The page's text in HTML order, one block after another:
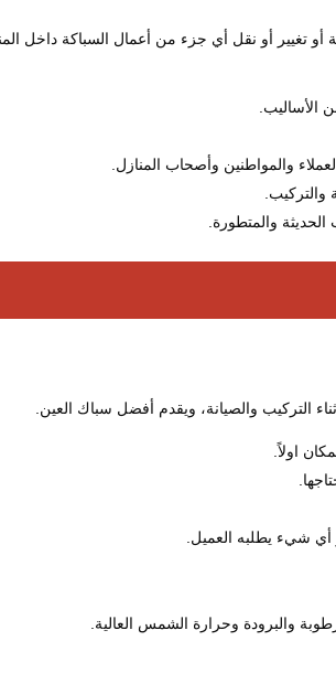
أو تغيير أو نقل أي جزء من أعمال السباكة داخل
الأساليب.
والمواطنين وأصحاب المنازل.
والتركيب.
والمتطورة.
التركيب والصيانة، ويقدم أفضل سباك العين.
اولاً.
أي شيء يطلبه العميل.
والبرودة وحرارة الشمس العالية.